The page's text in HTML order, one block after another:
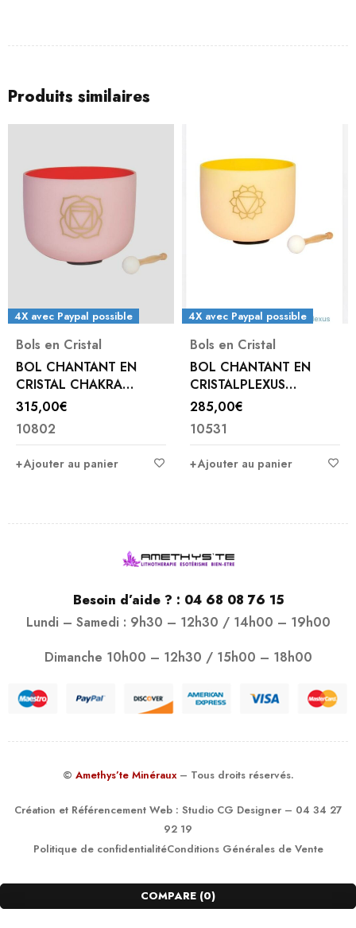
Produits similaires
4X avec Paypal possible
Bols en Cristal
BOL CHANTANT EN
CRISTAL CHAKRA
RACINE
315,00€
10802
Ajouter au panier
4X avec Paypal possible
Bols en Cristal
BOL CHANTANT EN
CRISTALPLEXUS
SOLAIRE
285,00€
10531
Ajouter au panier
Besoin d’aide ? : 04 68 08 76 15
Lundi – Samedi : 9h30 – 12h30 / 14h00 – 19h00
Dimanche 10h00 – 12h30 / 15h00 – 18h00
© Amethys’te Minéraux – Tous droits réservés.
Création et Référencement Web : Studio CG Designer– 04 34 27
92 19
Politique de confidentialitéConditions Générales de Vente
COMPARE (0)